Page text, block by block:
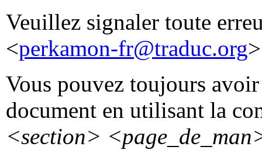
Veuillez signaler toute
<perkamon-fr@traduc.org
Vous pouvez toujours
document en utilisant la
<section>